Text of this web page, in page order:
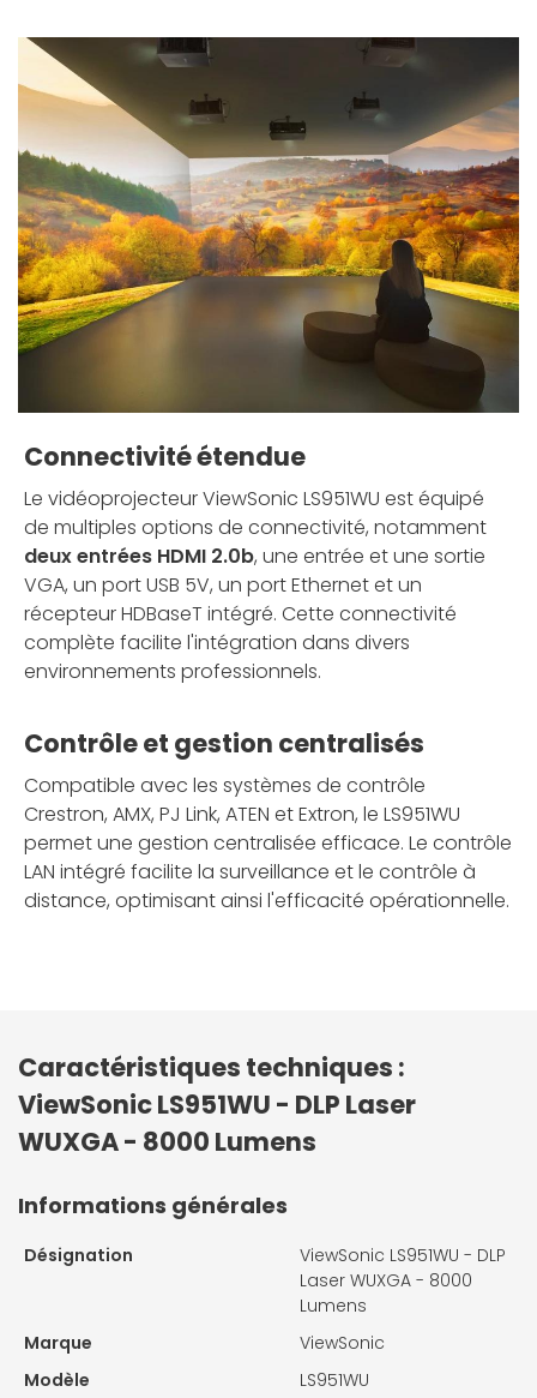
Connectivité étendue
Le vidéoprojecteur ViewSonic LS951WU est équipé
de multiples options de connectivité, notamment
deux entrées HDMI 2.0b, une entrée et une sortie
VGA, un port USB 5V, un port Ethernet et un
récepteur HDBaseT intégré. Cette connectivité
complète facilite l'intégration dans divers
environnements professionnels.
Contrôle et gestion centralisés
Compatible avec les systèmes de contrôle
Crestron, AMX, PJ Link, ATEN et Extron, le LS951WU
permet une gestion centralisée efficace. Le contrôle
LAN intégré facilite la surveillance et le contrôle à
distance, optimisant ainsi l'efficacité opérationnelle.
Caractéristiques techniques :
ViewSonic LS951WU - DLP Laser
WUXGA - 8000 Lumens
Informations générales
Désignation
ViewSonic LS951WU - DLP
Laser WUXGA - 8000
Lumens
Marque
ViewSonic
Modèle
LS951WU